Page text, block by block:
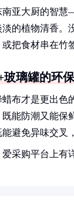
南亚大厨的智
的植物清香
把食材串在竹
璃罐的环
布才是更出
能防潮又能保
避免异味交叉
采购平台上有